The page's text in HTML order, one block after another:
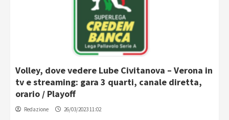
Volley, dove vedere Lube Civitanova – Verona in
tv e streaming: gara 3 quarti, canale diretta,
orario / Playoff
Redazione 26/03/2023 11:02